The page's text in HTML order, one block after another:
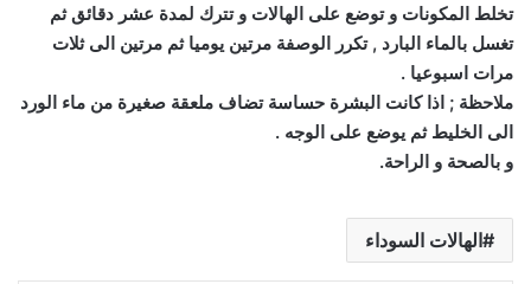
تخلط المكونات و توضع على الهالات و تترك لمدة عشر دقائق ثم
تغسل بالماء البارد , تكرر الوصفة مرتين يوميا ثم مرتين الى ثلات
مرات اسبوعيا .
ملاحظة ; اذا كانت البشرة حساسة تضاف ملعقة صغيرة من ماء الورد
الى الخليط ثم يوضع على الوجه .
و بالصحة و الراحة.
الهالات السوداء